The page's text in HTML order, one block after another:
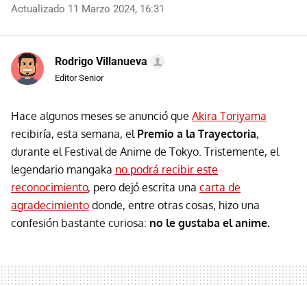
Actualizado 11 Marzo 2024, 16:31
Rodrigo Villanueva
Editor Senior
Hace algunos meses se anunció que Akira Toriyama
recibiría, esta semana, el Premio a la Trayectoria,
durante el Festival de Anime de Tokyo. Tristemente, el
legendario mangaka no podrá recibir este
reconocimiento, pero dejó escrita una carta de
agradecimiento donde, entre otras cosas, hizo una
confesión bastante curiosa: no le gustaba el anime.